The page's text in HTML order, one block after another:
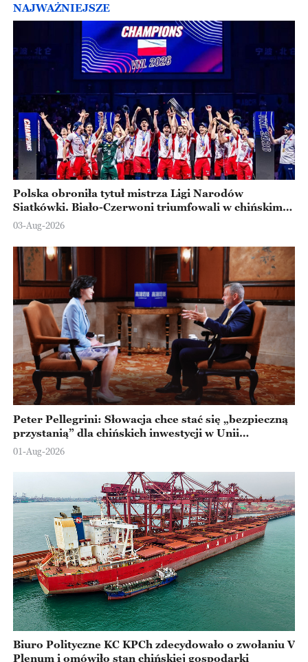
NAJWAŻNIEJSZE
Polska obroniła tytuł mistrza Ligi Narodów
Siatkówki. Biało-Czerwoni triumfowali w chińskim
Ningbo
03-Aug-2026
Peter Pellegrini: Słowacja chce stać się „bezpieczną
przystanią” dla chińskich inwestycji w Unii
Europejskiej
01-Aug-2026
Biuro Polityczne KC KPCh zdecydowało o zwołaniu V
Plenum i omówiło stan chińskiej gospodarki